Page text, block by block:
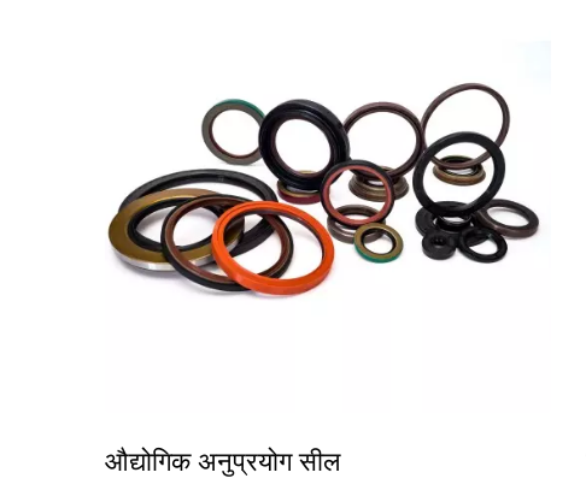
औद्योगिक अनुप्रयोग सील